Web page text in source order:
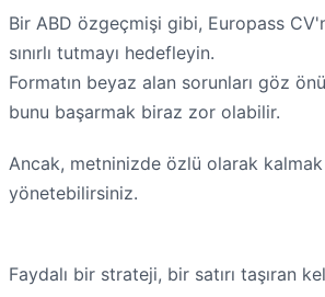
Bir ABD özgeçmişi gibi, Europass
sınırlı tutmayı hedefleyin.
Formatın beyaz alan sorunları göz
bunu başarmak biraz zor olabilir.
Ancak, metninizde özlü olarak
yönetebilirsiniz.
Faydalı bir strateji, bir satırı taşıran